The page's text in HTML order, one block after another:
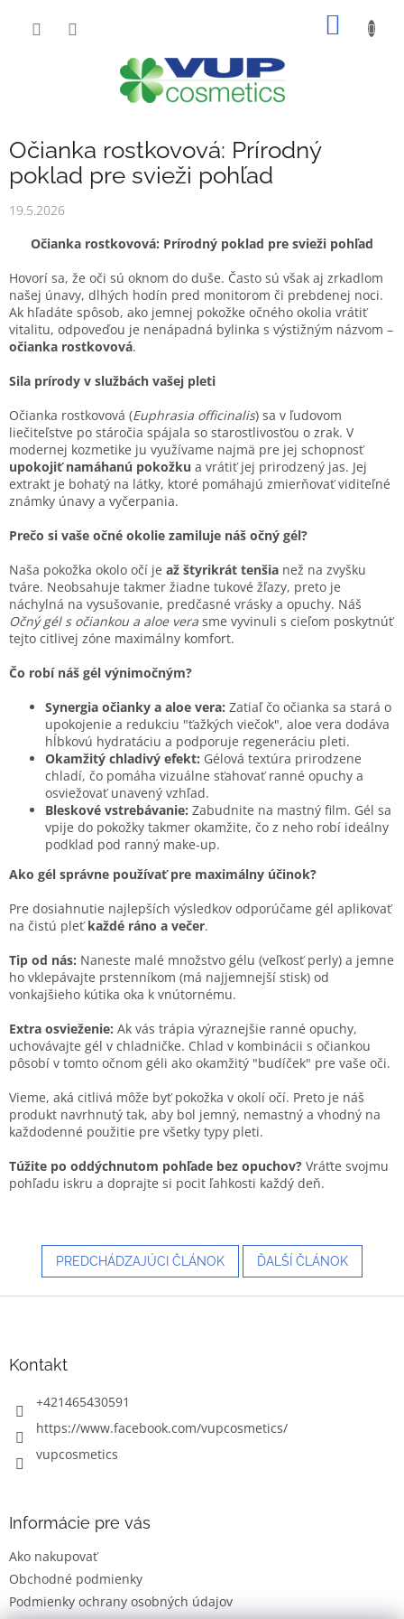
Očianka rostkovová: Prírodný
poklad pre svieži pohľad
19.5.2026
Očianka rostkovová: Prírodný poklad pre svieži pohľad
Hovorí sa, že oči sú oknom do duše. Často sú však aj zrkadlom
našej únavy, dlhých hodín pred monitorom či prebdenej noci.
Ak hľadáte spôsob, ako jemnej pokožke očného okolia vrátiť
vitalitu, odpoveďou je nenápadná bylinka s výstižným názvom –
očianka rostkovová.
Sila prírody v službách vašej pleti
Očianka rostkovová (Euphrasia officinalis) sa v ľudovom
liečiteľstve po stáročia spájala so starostlivosťou o zrak. V
modernej kozmetike ju využívame najmä pre jej schopnosť
upokojiť namáhanú pokožku a vrátiť jej prirodzený jas. Jej
extrakt je bohatý na látky, ktoré pomáhajú zmierňovať viditeľné
známky únavy a vyčerpania.
Prečo si vaše očné okolie zamiluje náš očný gél?
Naša pokožka okolo očí je až štyrikrát tenšia než na zvyšku
tváre. Neobsahuje takmer žiadne tukové žľazy, preto je
náchylná na vysušovanie, predčasné vrásky a opuchy. Náš
Očný gél s očiankou a aloe vera sme vyvinuli s cieľom poskytnúť
tejto citlivej zóne maximálny komfort.
Čo robí náš gél výnimočným?
Synergia očianky a aloe vera: Zatiaľ čo očianka sa stará o
upokojenie a redukciu "ťažkých viečok", aloe vera dodáva
hĺbkovú hydratáciu a podporuje regeneráciu pleti.
Okamžitý chladivý efekt: Gélová textúra prirodzene
chladí, čo pomáha vizuálne sťahovať ranné opuchy a
osviežovať unavený vzhľad.
Bleskové vstrebávanie: Zabudnite na mastný film. Gél sa
vpije do pokožky takmer okamžite, čo z neho robí ideálny
podklad pod ranný make-up.
Ako gél správne používať pre maximálny účinok?
Pre dosiahnutie najlepších výsledkov odporúčame gél aplikovať
na čistú pleťkaždé ráno a večer.
Tip od nás: Naneste malé množstvo gélu (veľkosť perly) a jemne
ho vklepávajte prstenníkom (má najjemnejší stisk) od
vonkajšieho kútika oka k vnútornému.
Extra osvieženie: Ak vás trápia výraznejšie ranné opuchy,
uchovávajte gél v chladničke. Chlad v kombinácii s očiankou
pôsobí v tomto očnom géli ako okamžitý "budíček" pre vaše oči.
Vieme, aká citlivá môže byť pokožka v okolí očí. Preto je náš
produkt navrhnutý tak, aby bol jemný, nemastný a vhodný na
každodenné použitie pre všetky typy pleti.
Túžite po oddýchnutom pohľade bez opuchov? Vráťte svojmu
pohľadu iskru a doprajte si pocit ľahkosti každý deň.
PREDCHÁDZAJÚCI ČLÁNOK ĎALŠÍ ČLÁNOK
Kontakt
+421465430591
https://www.facebook.com/vupcosmetics/
vupcosmetics
Informácie pre vás
Ako nakupovať
Obchodné podmienky
Podmienky ochrany osobných údajov